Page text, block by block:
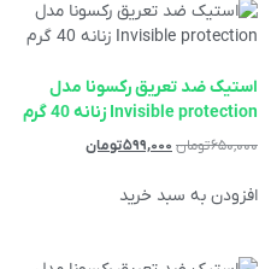
استیک ضد تعریق رکسونا مدل
Invisible protection زنانه 40 گرم
۶۵۰,۰۰۰تومان ۵۹۹,۰۰۰تومان
افزودن به سبد خرید